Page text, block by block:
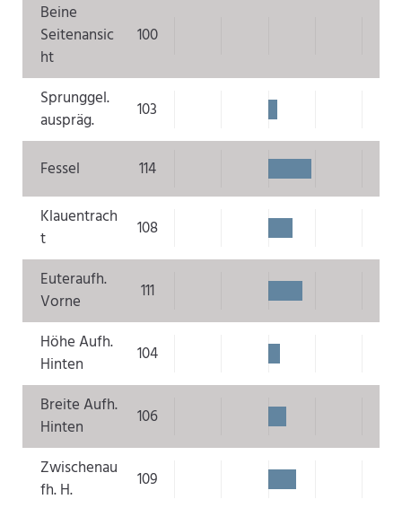
Beine
Seitenansic
ht
100
Sprunggel.
auspräg.
103
Fessel
114
Klauentrach
t
108
Euteraufh.
Vorne
111
Höhe Aufh.
Hinten
104
Breite Aufh.
Hinten
106
Zwischenau
fh. H.
109